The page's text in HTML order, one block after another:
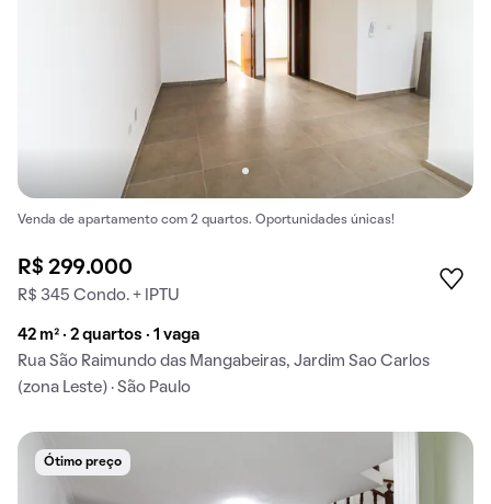
Venda de apartamento com 2 quartos. Oportunidades únicas!
R$ 299.000
R$ 345 Condo. + IPTU
42 m² · 2 quartos · 1 vaga
Rua São Raimundo das Mangabeiras, Jardim Sao Carlos
(zona Leste) · São Paulo
Ótimo preço